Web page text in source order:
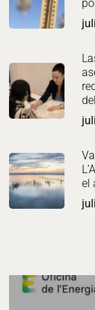
el